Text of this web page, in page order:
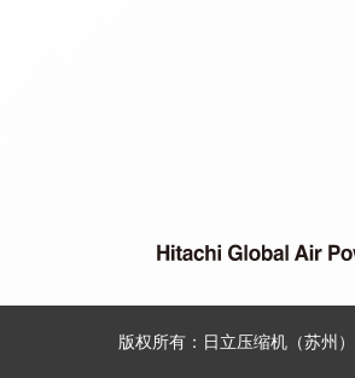
版权所有：日立压缩机（苏州